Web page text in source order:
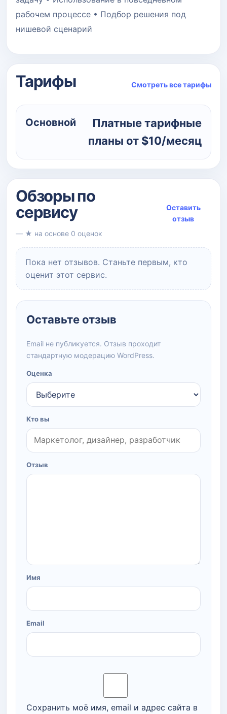
рабочем процессе • Подбор решения под
нишевой сценарий
Тарифы Смотреть все тарифы
Основной
Платные тарифные
планы от $10/месяц
Обзоры по
сервису
— ★ на основе 0 оценок
Оставить
отзыв
Пока нет отзывов. Станьте первым, кто
оценит этот сервис.
Оставьте отзыв
Email не публикуется. Отзыв проходит
стандартную модерацию WordPress.
Оценка
Кто вы
Отзыв
Имя
Email
Сохранить моё имя, email и адрес сайта в